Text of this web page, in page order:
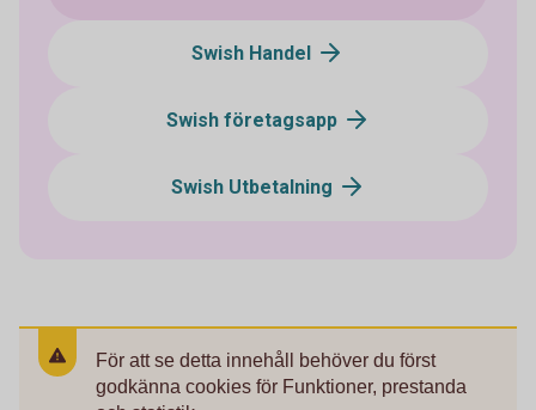
Swish Handel
Swish företagsapp
Swish Utbetalning
För att se detta innehåll behöver du först
godkänna cookies för Funktioner, prestanda